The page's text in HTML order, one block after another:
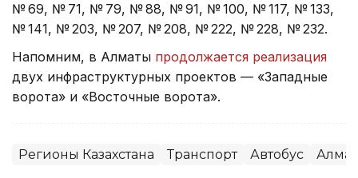
№ 69, № 71, № 79, № 88, № 91, № 100, № 117, № 133,
№ 141, № 203, № 207, № 208, № 222, № 228, № 232.
Напомним, в Алматы продолжается реализация
двух инфраструктурных проектов — «Западные
ворота» и «Восточные ворота».
Регионы Казахстана Транспорт Автобус